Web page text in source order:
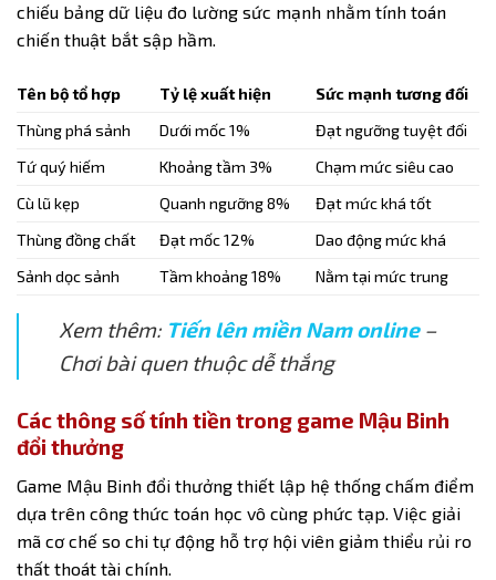
chiếu bảng dữ liệu đo lường sức mạnh nhằm tính toán
chiến thuật bắt sập hầm.
Tên bộ tổ hợp Tỷ lệ xuất hiện
Sức mạnh tương đối
Thùng phá sảnh
Dưới mốc 1%
Đạt ngưỡng tuyệt đối
Tứ quý hiếm
Khoảng tầm 3%
Chạm mức siêu cao
Cù lũ kẹp
Quanh ngưỡng 8%
Đạt mức khá tốt
Thùng đồng chất
Đạt mốc 12%
Dao động mức khá
Sảnh dọc sảnh
Tầm khoảng 18% Nằm tại mức trung
Xem thêm: Tiến lên miền Nam online–
Chơi bài quen thuộc dễ thắng
Các thông số tính tiền trong game Mậu Binh
đổi thưởng
Game Mậu Binh đổi thưởng thiết lập hệ thống chấm điểm
dựa trên công thức toán học vô cùng phức tạp. Việc giải
mã cơ chế so chi tự động hỗ trợ hội viên giảm thiểu rủi ro
thất thoát tài chính.